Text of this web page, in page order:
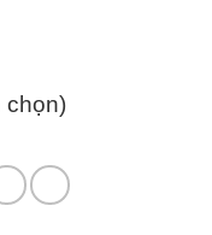
chọn)